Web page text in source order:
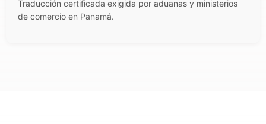
Traducción certificada exigida por aduanas y ministerios
de comercio en Panamá.